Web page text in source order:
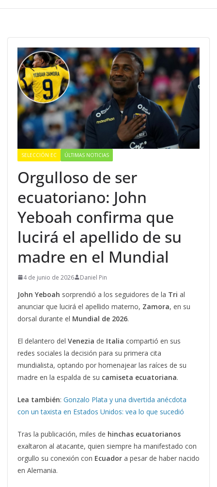
SELECCIÓN EC ÚLTIMAS NOTICIAS
Orgulloso de ser
ecuatoriano: John
Yeboah confirma que
lucirá el apellido de su
madre en el Mundial
4 de junio de 2026 Daniel Pin
John Yeboah sorprendió a los seguidores de la Tri al
anunciar que lucirá el apellido materno, Zamora, en su
dorsal durante el Mundial de 2026.
El delantero del Venezia de Italia compartió en sus
redes sociales la decisión para su primera cita
mundialista, optando por homenajear las raíces de su
madre en la espalda de su camiseta ecuatoriana.
Lea también: Gonzalo Plata y una divertida anécdota
con un taxista en Estados Unidos: vea lo que sucedió
Tras la publicación, miles de hinchas ecuatorianos
exaltaron al atacante, quien siempre ha manifestado con
orgullo su conexión con Ecuador a pesar de haber nacido
en Alemania.